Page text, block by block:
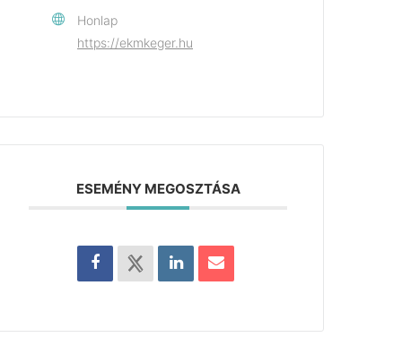
Honlap
https://ekmkeger.hu
ESEMÉNY MEGOSZTÁSA